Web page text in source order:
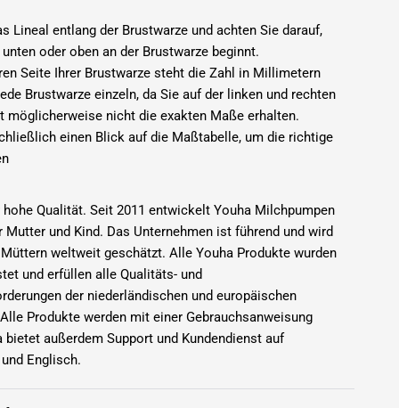
Lineal entlang der Brustwarze und achten Sie darauf,
oder oben an der Brustwarze beginnt.
Seite Ihrer Brustwarze steht die Zahl in Millimetern
Brustwarze einzeln, da Sie auf der linken und rechten
möglicherweise nicht die exakten Maße erhalten.
einen Blick auf die Maßtabelle, um die richtige
Qualität. Seit 2011 entwickelt Youha Milchpumpen
Mutter und Kind. Das Unternehmen ist führend und wird
weltweit geschätzt. Alle Youha Produkte wurden
und erfüllen alle Qualitäts- und
der niederländischen und europäischen
Produkte werden mit einer Gebrauchsanweisung
bietet außerdem Support und Kundendienst auf
Englisch.